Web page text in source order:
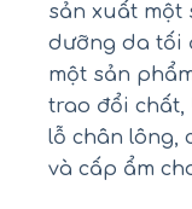
sản xuất một
dưỡng da tối
một sản
trao đổi chất,
lỗ chân lông,
và cấp ẩm